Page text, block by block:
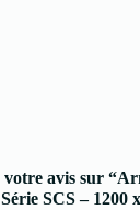
votre avis sur
SCS – 1200